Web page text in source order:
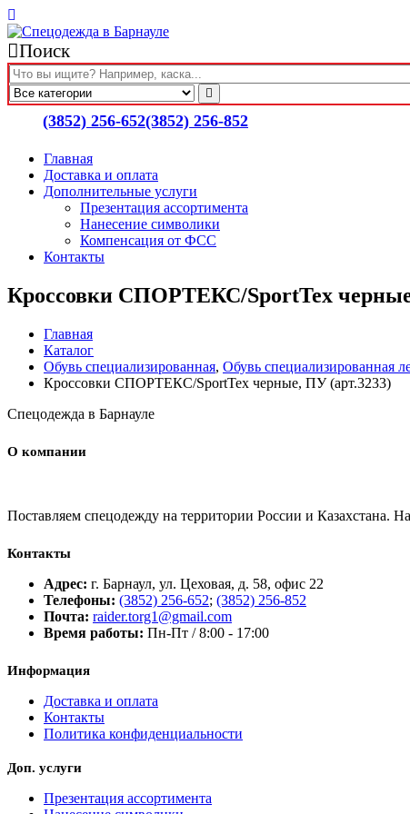
Поиск
(3852) 256-652(3852) 256-852
Главная
Доставка и оплата
Дополнительные услуги
Презентация ассортимента
Нанесение символики
Компенсация от ФСС
Контакты
Кроссовки СПОРТЕКС/SportTex
Главная
Каталог
Обувь специализированная, Обувь специализированная
Кроссовки СПОРТЕКС/SportTex черные, ПУ (арт.3233)
Спецодежда в Барнауле
О компании
Поставляем спецодежду на территории России и Казахстана.
Контакты
Адрес: г. Барнаул, ул. Цеховая, д. 58, офис 22
Телефоны: (3852) 256-652; (3852) 256-852
Почта: raider.torg1@gmail.com
Время работы: Пн-Пт / 8:00 - 17:00
Информация
Доставка и оплата
Контакты
Политика конфиденциальности
Доп. услуги
Презентация ассортимента